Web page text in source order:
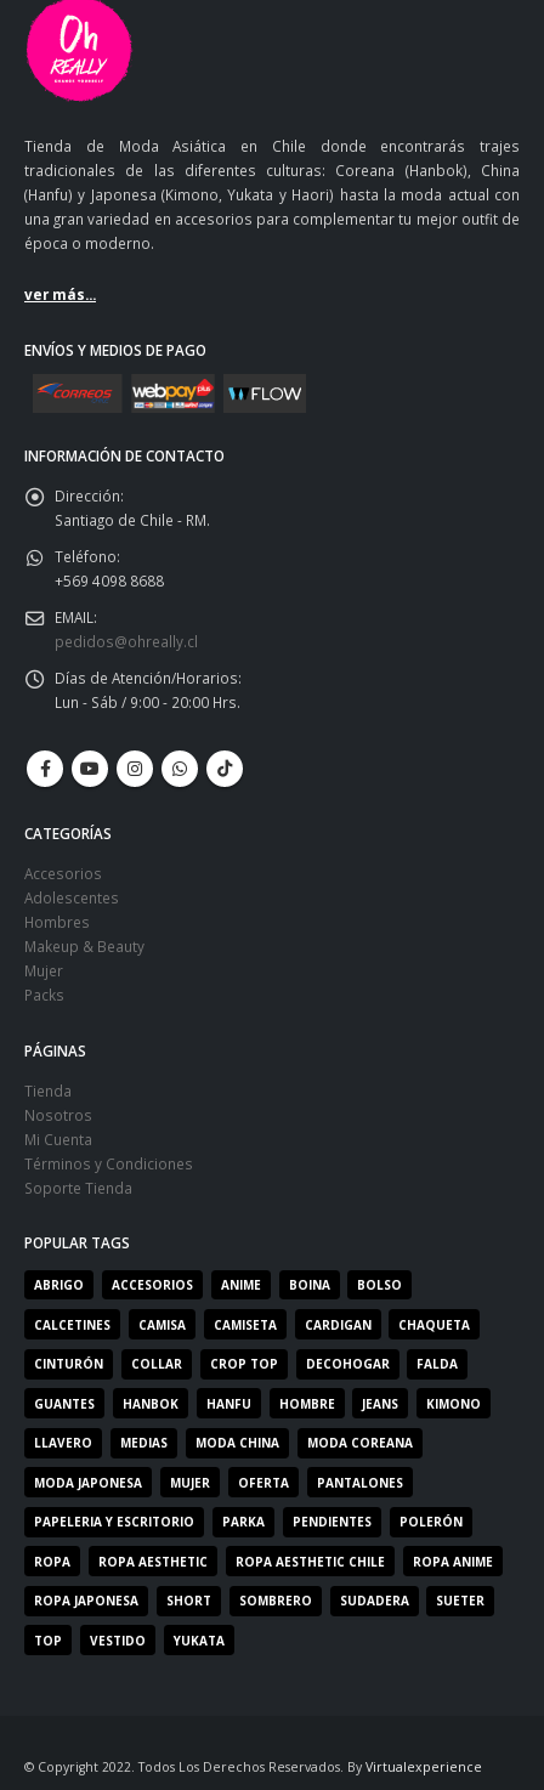
Tienda de Moda Asiática en Chile donde encontrarás trajes
tradicionales de las diferentes culturas: Coreana (Hanbok), China
(Hanfu) y Japonesa (Kimono, Yukata y Haori) hasta la moda actual con
una gran variedad en accesorios para complementar tu mejor outfit de
época o moderno.
ver más...
ENVÍOS Y MEDIOS DE PAGO
INFORMACIÓN DE CONTACTO
Dirección:
Santiago de Chile - RM.
Teléfono:
+569 4098 8688
EMAIL:
pedidos@ohreally.cl
Días de Atención/Horarios:
Lun - Sáb / 9:00 - 20:00 Hrs.
CATEGORÍAS
Accesorios
Adolescentes
Hombres
Makeup & Beauty
Mujer
Packs
PÁGINAS
Tienda
Nosotros
Mi Cuenta
Términos y Condiciones
Soporte Tienda
POPULAR TAGS
ABRIGO ACCESORIOS ANIME BOINA BOLSO
CALCETINES CAMISA CAMISETA CARDIGAN CHAQUETA
CINTURÓN COLLAR CROP TOP DECOHOGAR FALDA
GUANTES HANBOK HANFU HOMBRE JEANS KIMONO
LLAVERO MEDIAS MODA CHINA MODA COREANA
MODA JAPONESA MUJER OFERTA PANTALONES
PAPELERIA Y ESCRITORIO PARKA PENDIENTES POLERÓN
ROPA ROPA AESTHETIC ROPA AESTHETIC CHILE ROPA ANIME
ROPA JAPONESA SHORT SOMBRERO SUDADERA SUETER
TOP VESTIDO YUKATA
© Copyright 2022. Todos Los Derechos Reservados. By Virtualexperience